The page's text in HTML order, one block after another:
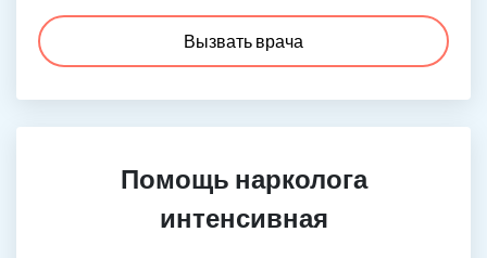
Вызвать врача
Помощь нарколога
интенсивная